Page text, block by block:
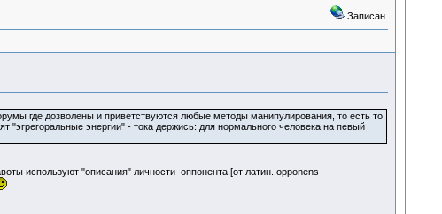
Записан
где дозволены и приветствуются любые методы манипулирования, то есть то,
энергии" - тока держись: для нормального человека на певый
используют "описания" личности оппонента [от латин. opponens -